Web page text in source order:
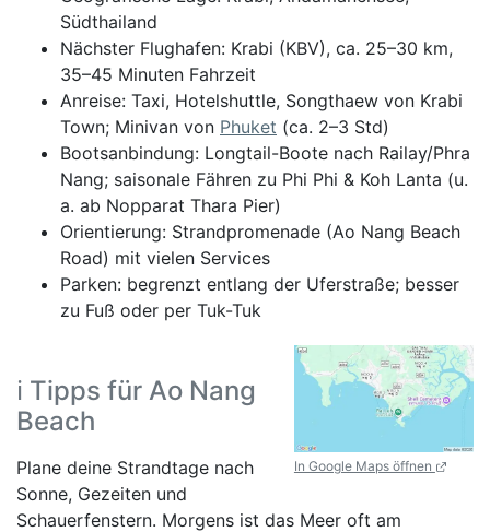
Südthailand
Nächster Flughafen: Krabi (KBV), ca. 25–30 km,
35–45 Minuten Fahrzeit
Anreise: Taxi, Hotelshuttle, Songthaew von Krabi
Town; Minivan von Phuket (ca. 2–3 Std)
Bootsanbindung: Longtail-Boote nach Railay/Phra
Nang; saisonale Fähren zu Phi Phi & Koh Lanta (u.
a. ab Nopparat Thara Pier)
Orientierung: Strandpromenade (Ao Nang Beach
Road) mit vielen Services
Parken: begrenzt entlang der Uferstraße; besser
zu Fuß oder per Tuk-Tuk
In Google Maps öffnen
ℹ️ Tipps für Ao Nang
Beach
Plane deine Strandtage nach
Sonne, Gezeiten und
Schauerfenstern. Morgens ist das Meer oft am